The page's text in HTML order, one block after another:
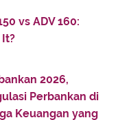
Bumi
Hati yang Keras
Buruh di Rumah
vs ADV 160:
2026,
Perbankan di
Keuangan yang